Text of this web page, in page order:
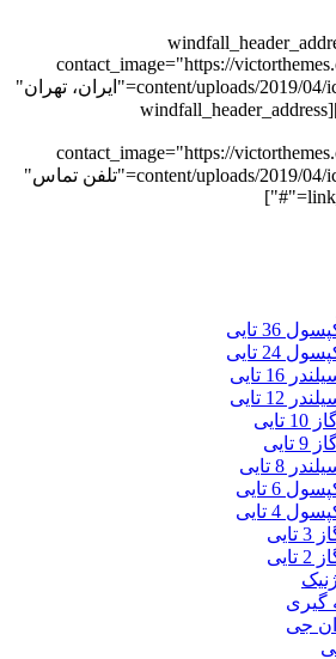
contact_image="https://
content/uploads/2019/04/icon2@2x.png" main_text="ایران، تهران"
link_text="میدان آزادی"][windfall_header_address
contact_image="https://
content/uploads/2019/04/icon3@2x.png" main_text="تلفن تماس"
36 تایی
24 تایی
16 تایی
12 تایی
8 تایی
6 تایی
4 تایی
گیری
جی